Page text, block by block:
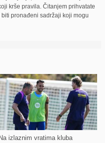
krše pravila. Čitanjem prihvatate
pronađeni sadržaji koji mogu
izlaznim vratima kluba